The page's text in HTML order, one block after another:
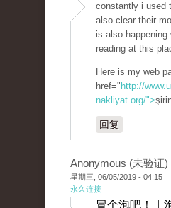
constantly i used
also clear their
is also
reading at this
Here is my web
href=" http://
nakliyat.org/">
回复
Anonymous (未验证)
星期三, 06/05/2019 - 04:15
永久连接
冒个泡吧！ |